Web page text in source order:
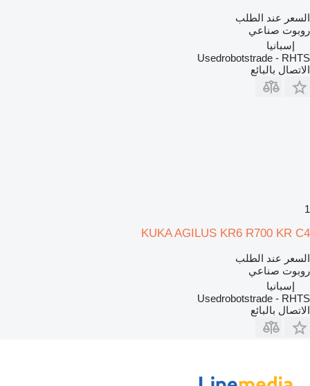
السعر عند الطلب
روبوت صناعي
إسبانيا
Usedrobotstrade - RHTS
الاتصال بالبائع
1
KUKA AGILUS KR6 R700 KR C4
السعر عند الطلب
روبوت صناعي
إسبانيا
Usedrobotstrade - RHTS
الاتصال بالبائع